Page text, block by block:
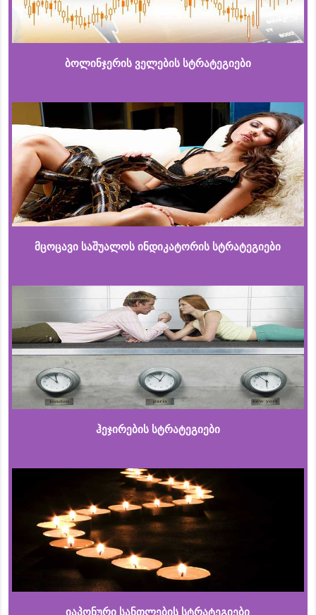
ბოლინჯერის ველების სტრატეგიები
მცოცავი საშუალოს ინდიკატორის სტრატეგიები
ჰეჯირების სტრატეგიები
იაპონური სანთლების სტრატეგიები